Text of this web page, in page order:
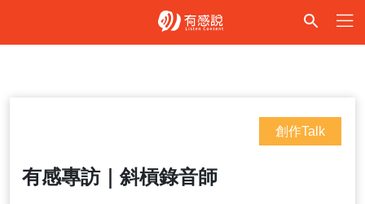
有感專訪｜斜槓錄音師
創作Talk